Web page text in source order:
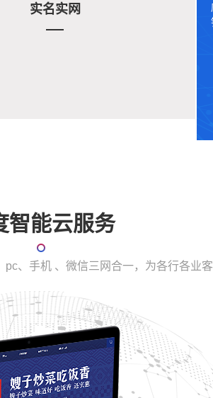
实名实网
智能云服务
、手机 、微信三网合一，为各行各业